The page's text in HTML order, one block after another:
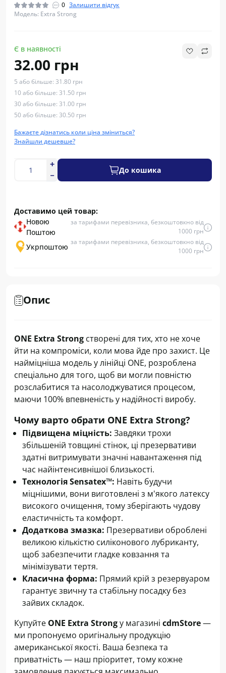
0 Залишити відгук
Модель: Extra Strong
Є в наявності
32.00 грн
5 або більше: 31.80 грн
10 або більше: 31.50 грн
30 або більше: 31.00 грн
50 або більше: 30.50 грн
Бажаєте дізнатись коли ціна зміниться?
Знайшли дешевше?
До кошика
Доставимо цей товар:
Новою
Поштою
за тарифами перевізника, безкоштовкно від
1000 грн
Укрпоштою за тарифами перевізника, безкоштовкно від
1000 грн
Опис
ONE Extra Strong створені для тих, хто не хоче
йти на компроміси, коли мова йде про захист. Це
найміцніша модель у лінійці ONE, розроблена
спеціально для того, щоб ви могли повністю
розслабитися та насолоджуватися процесом,
маючи 100% впевненість у надійності виробу.
Чому варто обрати ONE Extra Strong?
Підвищена міцність: Завдяки трохи
збільшеній товщині стінок, ці презервативи
здатні витримувати значні навантаження під
час найінтенсивнішої близькості.
Технологія Sensatex™: Навіть будучи
міцнішими, вони виготовлені з м'якого латексу
високого очищення, тому зберігають чудову
еластичність та комфорт.
Додаткова змазка: Презервативи оброблені
великою кількістю силіконового лубриканту,
щоб забезпечити гладке ковзання та
мінімізувати тертя.
Класична форма: Прямий крій з резервуаром
гарантує звичну та стабільну посадку без
зайвих складок.
Купуйте ONE Extra Strongу магазині cdmStore—
ми пропонуємо оригінальну продукцію
американської якості. Ваша безпека та
приватність — наш пріоритет, тому кожне